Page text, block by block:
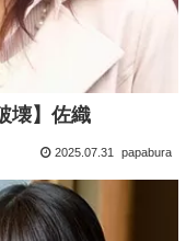
壊】佐織
2025.07.31 papabura